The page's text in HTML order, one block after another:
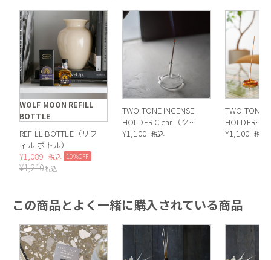
WOLF MOON REFILL
BOTTLE
REFILL BOTTLE（リフ
ィル ボトル）
¥1,089 税込 10%OFF
¥1,210税込
TWO TONE INCENSE
HOLDER Clear（クリ
ア）
¥1,100 税込
TWO TONE
HOLDER
¥1,100 税込
この商品とよく一緒に購入されている商品